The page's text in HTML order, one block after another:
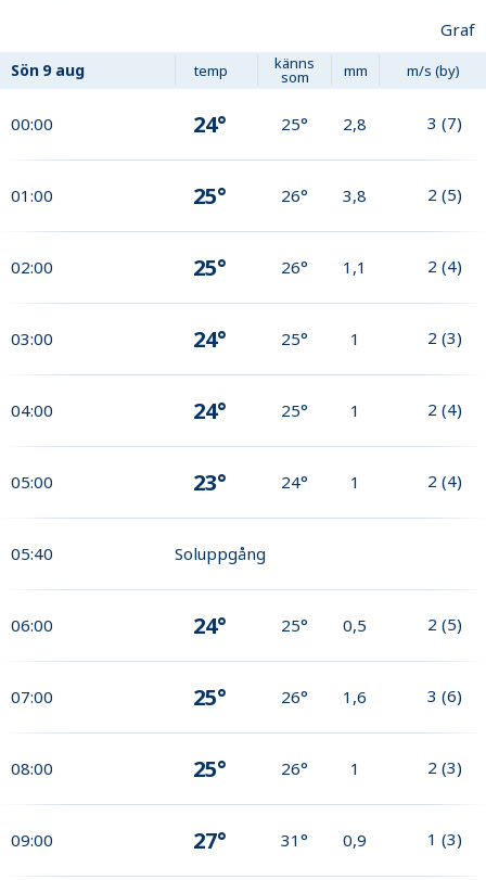
Graf
Sön 9 aug temp känns
som mm m/s (by)
00:00 24° 25° 2,8 3 (7)
01:00 25° 26° 3,8 2 (5)
02:00 25° 26° 1,1 2 (4)
03:00 24° 25° 1 2 (3)
04:00 24° 25° 1 2 (4)
05:00 23° 24° 1 2 (4)
05:40 Soluppgång
06:00 24° 25° 0,5 2 (5)
07:00 25° 26° 1,6 3 (6)
08:00 25° 26° 1 2 (3)
09:00 27° 31° 0,9 1 (3)